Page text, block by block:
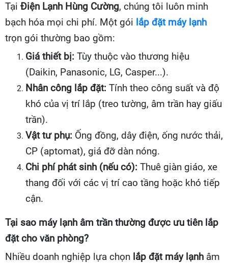
Tại Điện Lạnh Hùng Cường, chúng tôi luôn minh
bạch hóa mọi chi phí. Một gói lắp đặt máy lạnh
trọn gói thường bao gồm:
Giá thiết bị: Tùy thuộc vào thương hiệu
(Daikin, Panasonic, LG, Casper...).
Nhân công lắp đặt: Tính theo công suất và độ
khó của vị trí lắp (treo tường, âm trần hay giấu
trần).
Vật tư phụ: Ống đồng, dây điện, ống nước thải,
CP (aptomat), giá đỡ dàn nóng.
Chi phí phát sinh (nếu có): Thuê giàn giáo, xe
thang đối với các vị trí cao tầng hoặc khó tiếp
cận.
Tại sao máy lạnh âm trần thường được ưu tiên lắp
đặt cho văn phòng?
Nhiều doanh nghiệp lựa chọn lắp đặt máy lạnh âm